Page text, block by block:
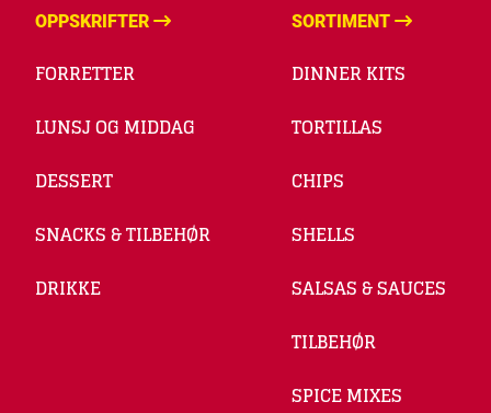
OPPSKRIFTER
FORRETTER
LUNSJ OG MIDDAG
DESSERT
SNACKS & TILBEHØR
DRIKKE
SORTIMENT
DINNER KITS
TORTILLAS
CHIPS
SHELLS
SALSAS & SAUCES
TILBEHØR
SPICE MIXES